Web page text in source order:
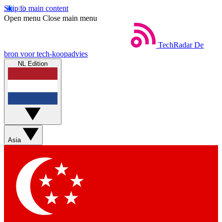
Skip to main content
Open menu Close main menu
TechRadar De
bron voor tech-koopadvies
NL Edition
Asia